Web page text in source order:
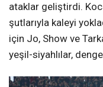
ataklar geliştirdi.
şutlarıyla kaleyi
için Jo, Show ve
yeşil-siyahlılar,